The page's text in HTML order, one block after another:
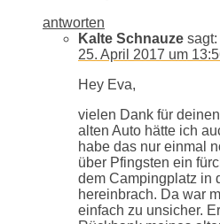
antworten
Kalte Schnauze sagt:
25. April 2017 um
Hey Eva,
vielen Dank für
alten Auto hätte ich
habe das nur einmal
über Pfingsten ein
dem Campingplatz in
hereinbrach. Da war
einfach zu unsicher.